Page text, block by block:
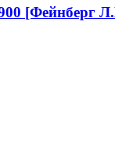
[Фейнберг